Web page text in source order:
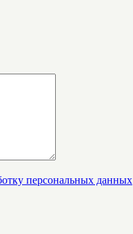
персональных данных